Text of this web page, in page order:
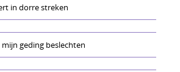
in dorre streken
mijn geding beslechten